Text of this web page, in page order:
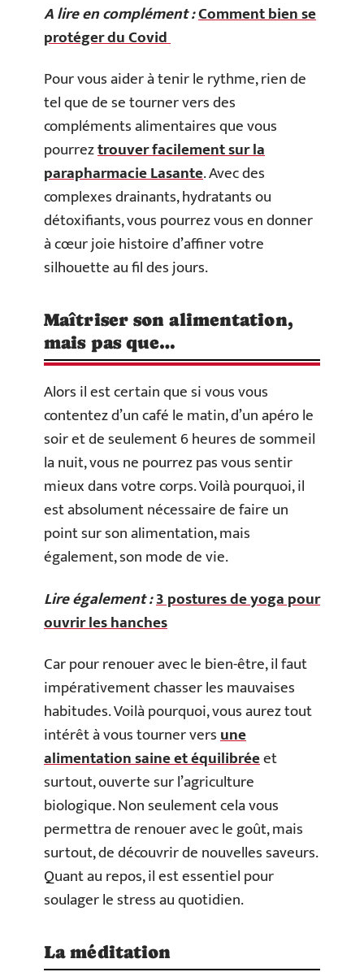
A lire en complément :Comment bien se
protéger du Covid
Pour vous aider à tenir le rythme, rien de
tel que de se tourner vers des
compléments alimentaires que vous
pourreztrouver facilement sur la
parapharmacie Lasante. Avec des
complexes drainants, hydratants ou
détoxifiants, vous pourrez vous en donner
à cœur joie histoire d’affiner votre
silhouette au fil des jours.
Maîtriser son alimentation,
mais pas que…
Alors il est certain que si vous vous
contentez d’un café le matin, d’un apéro le
soir et de seulement 6 heures de sommeil
la nuit, vous ne pourrez pas vous sentir
mieux dans votre corps. Voilà pourquoi, il
est absolument nécessaire de faire un
point sur son alimentation, mais
également, son mode de vie.
Lire également :3 postures de yoga pour
ouvrir les hanches
Car pour renouer avec le bien-être, il faut
impérativement chasser les mauvaises
habitudes. Voilà pourquoi, vous aurez tout
intérêt à vous tourner versune
alimentation saine et équilibréeet
surtout, ouverte sur l’agriculture
biologique. Non seulement cela vous
permettra de renouer avec le goût, mais
surtout, de découvrir de nouvelles saveurs.
Quant au repos, il est essentiel pour
soulager le stress au quotidien.
La méditation